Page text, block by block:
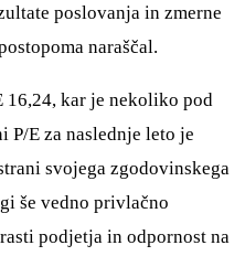
poslovanja in zmerne
naraščal.
16,24, kar je nekoliko pod
P/E za naslednje leto je
svojega zgodovinskega
še vedno privlačno
podjetja in odpornost na